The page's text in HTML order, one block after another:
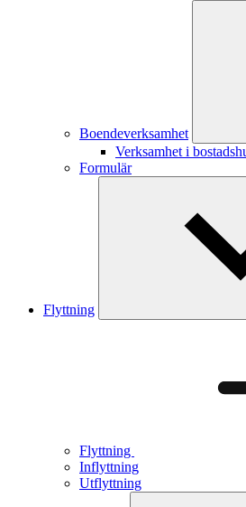
Boendeverksamhet
Verksamhet i
Formulär
Flyttning
Flyttning
Inflyttning
Utflyttning